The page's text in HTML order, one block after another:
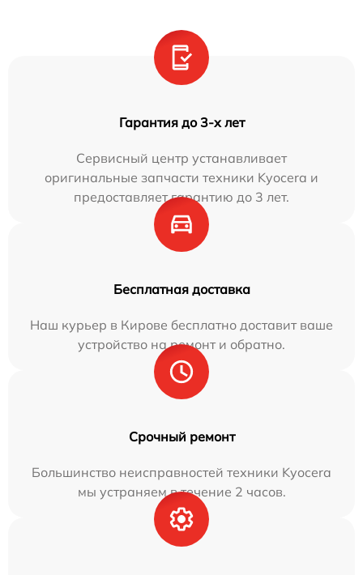
Гарантия до 3-х лет
Сервисный центр устанавливает
оригинальные запчасти техники Kyocera и
предоставляет гарантию до 3 лет.
Бесплатная доставка
Наш курьер в Кирове бесплатно доставит ваше
устройство на ремонт и обратно.
Срочный ремонт
Большинство неисправностей техники Kyocera
мы устраняем в течение 2 часов.